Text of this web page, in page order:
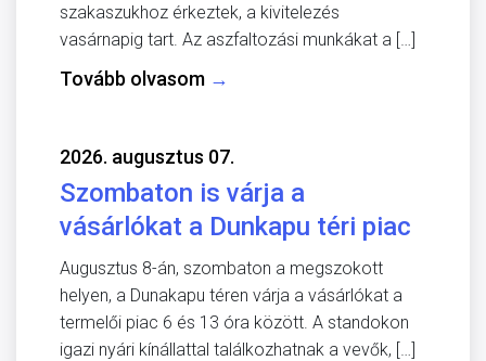
szakaszukhoz érkeztek, a kivitelezés
vasárnapig tart. Az aszfaltozási munkákat a […]
Tovább olvasom →
2026. augusztus 07.
Szombaton is várja a
vásárlókat a Dunkapu téri piac
Augusztus 8-án, szombaton a megszokott
helyen, a Dunakapu téren várja a vásárlókat a
termelői piac 6 és 13 óra között. A standokon
igazi nyári kínállattal találkozhatnak a vevők, […]